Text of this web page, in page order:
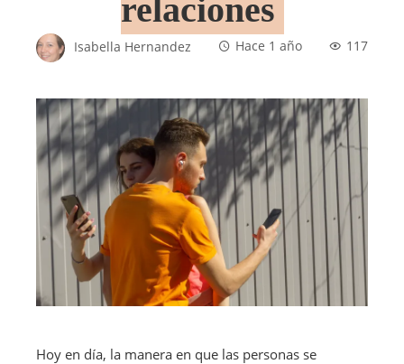
relaciones
Isabella Hernandez Hace 1 año 117
Hoy en día, la manera en que las personas se